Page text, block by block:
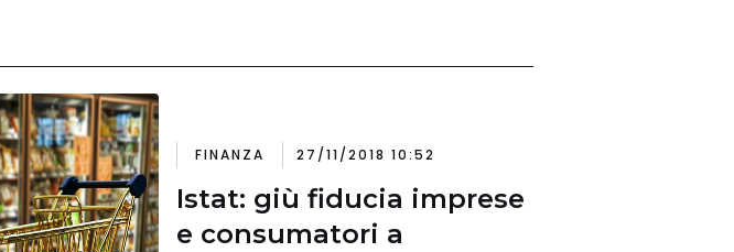
FINANZA 27/11/2018 10:52
Istat: giù fiducia imprese
e consumatori a